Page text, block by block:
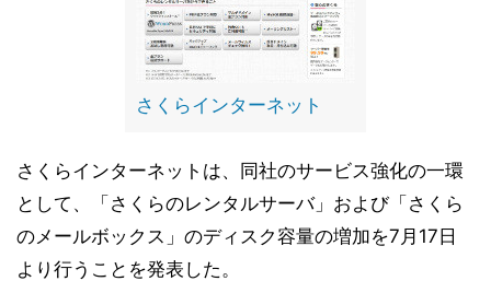
さくらインターネット
さくらインターネットは、同社のサービス強化の一環
として、「さくらのレンタルサーバ」および「さくら
のメールボックス」のディスク容量の増加を7月17日
より行うことを発表した。